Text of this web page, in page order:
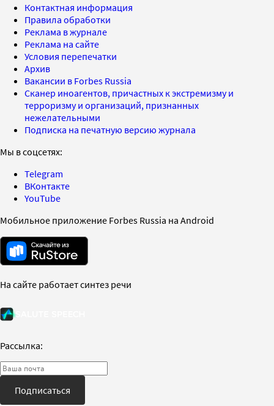
Контактная информация
Правила обработки
Реклама в журнале
Реклама на сайте
Условия перепечатки
Архив
Вакансии в Forbes Russia
Сканер иноагентов, причастных к экстремизму и
терроризму и организаций, признанных
нежелательными
Подписка на печатную версию журнала
Мы в соцсетях:
Telegram
ВКонтакте
YouTube
Мобильное приложение Forbes Russia на Android
На сайте работает синтез речи
Рассылка:
Подписаться